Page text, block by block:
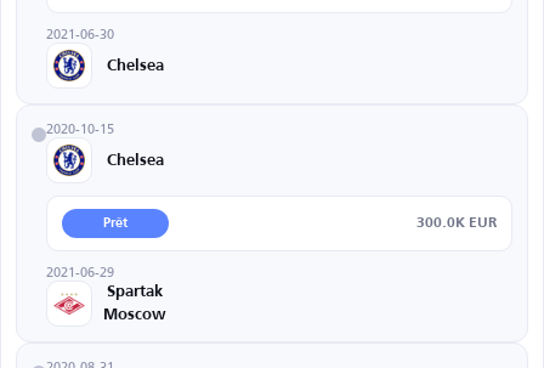
2021-06-30
Chelsea
2020-10-15
Chelsea
Prêt 300.0K EUR
2021-06-29
Spartak
Moscow